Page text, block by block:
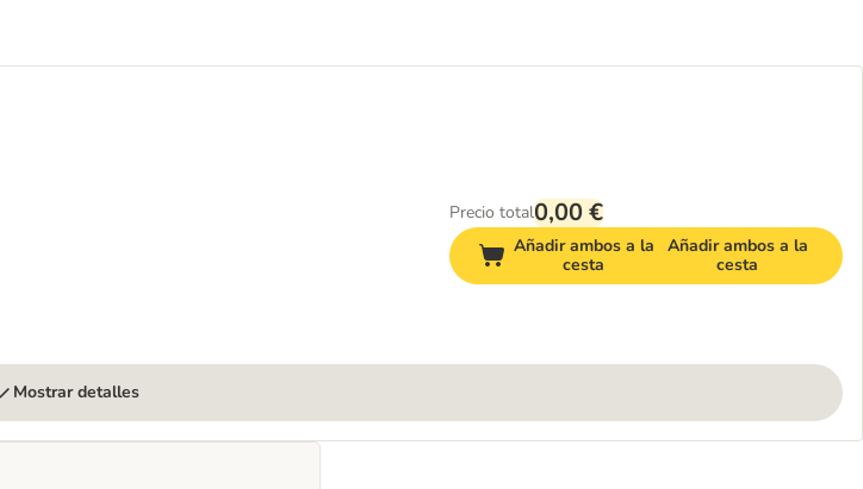
Precio total0,00 €
Añadir ambos a la
cesta
Añadir ambos a la
cesta
Mostrar detalles